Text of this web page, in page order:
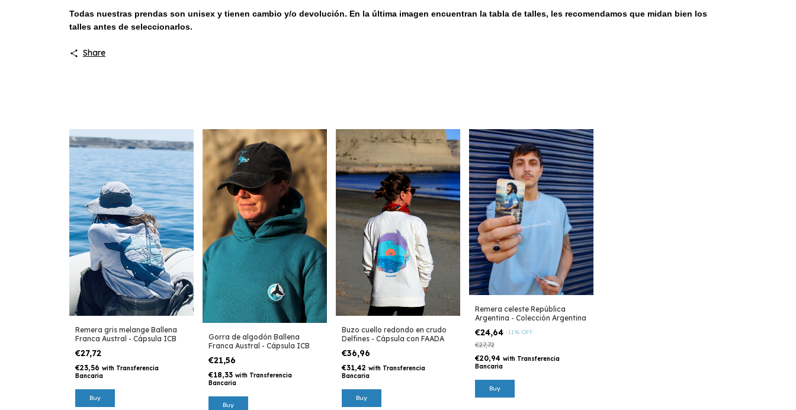
Todas nuestras prendas son unisex y tienen cambio y/o devolución. En la última imagen encuentran la tabla de talles, les recomendamos que midan bien los
talles antes de seleccionarlos.
Share
Remera gris melange Ballena
Franca Austral - Cápsula ICB
€27,72
€23,56 with Transferencia
Bancaria
Buy
Gorra de algodón Ballena
Franca Austral - Cápsula ICB
€21,56
€18,33 with Transferencia
Bancaria
Buy
Buzo cuello redondo en crudo
Delfines - Cápsula con FAADA
€36,96
€31,42 with Transferencia
Bancaria
Buy
Remera celeste República
Argentina - Colección Argentina
€24,64 -11% OFF
€27,72
€20,94 with Transferencia
Bancaria
Buy